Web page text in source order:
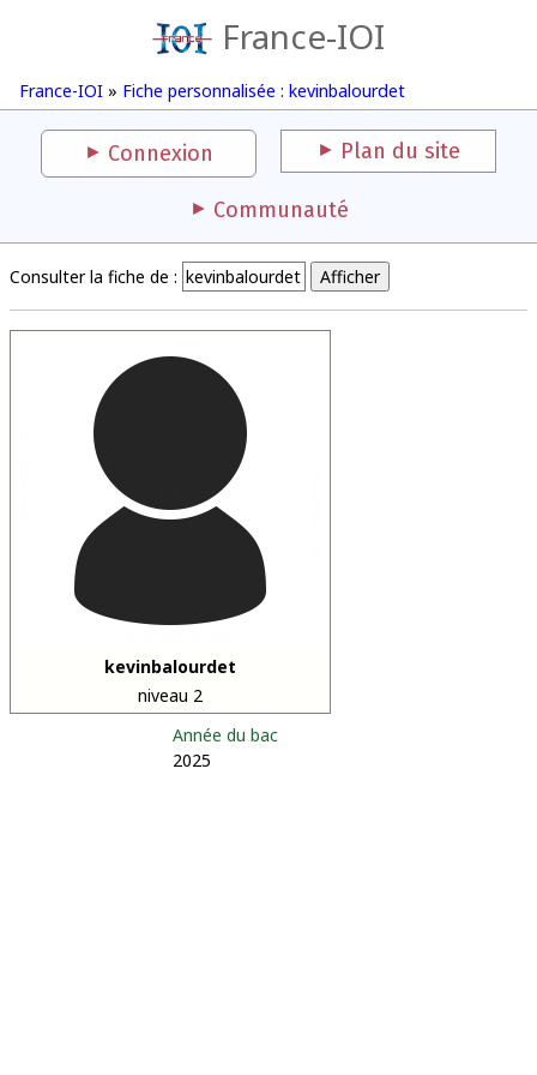
France-IOI
France-IOI » Fiche personnalisée : kevinbalourdet
Connexion Plan du site
Communauté
Consulter la fiche de :
kevinbalourdet
niveau 2
Année du bac
2025